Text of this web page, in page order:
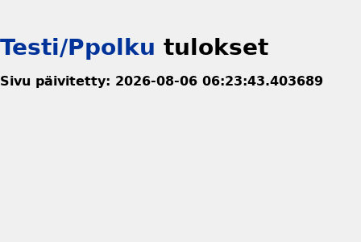
Testi/Ppolku tulokset
Sivu päivitetty: 2026-08-06 06:23:43.403689